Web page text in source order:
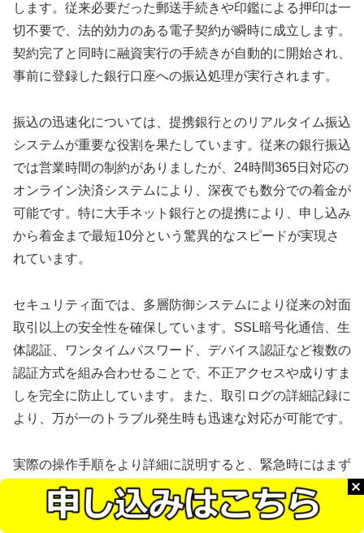
します。従来必要だった郵送手続きや印鑑による押印は一
切不要で、法的効力のある電子契約が瞬時に成立します。
契約完了と同時に融資実行の手続きが自動的に開始され、
事前に登録した銀行口座への振込処理が実行されます。
振込の迅速化については、提携銀行とのリアルタイム振込
システムが重要な役割を果たしています。従来の銀行振込
では営業時間の制約がありましたが、24時間365日対応の
オンライン決済システムにより、深夜でも数分での着金が
可能です。特に大手ネット銀行との提携により、申し込み
から着金まで最短10分という驚異的なスピードが実現さ
れています。
セキュリティ面では、多層防御システムにより従来の対面
取引以上の安全性を確保しています。SSL暗号化通信、生
体認証、ワンタイムパスワード、デバイス認証など複数の
認証方式を組み合わせることで、不正アクセスや成りすま
しを完全に防止しています。また、取引ログの詳細記録に
より、万が一のトラブル発生時も迅速な対応が可能です。
実際の操作手順をより詳細に説明すると、緊急時にはまず
スマートフォンでサービスサイトにアクセスし、借入希望
額を入力します。多くのサービスでは初回は5万円以下に